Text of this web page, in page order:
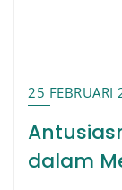
25 FEBRUARI
dalam